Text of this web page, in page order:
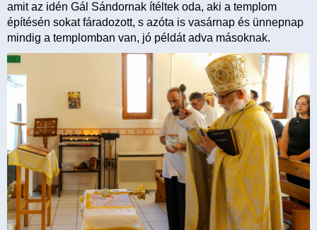
amit az idén Gál Sándornak ítéltek oda, aki a templom
építésén sokat fáradozott, s azóta is vasárnap és ünnepnap
mindig a templomban van, jó példát adva másoknak.